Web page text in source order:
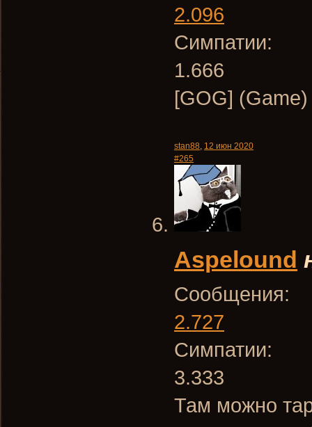
2.096
Симпатии:
1.666
[GOG]
stan88, 12 июн 2020
#265
Aspelound
Сообщения:
2.727
Симпатии:
3.333
Там можно